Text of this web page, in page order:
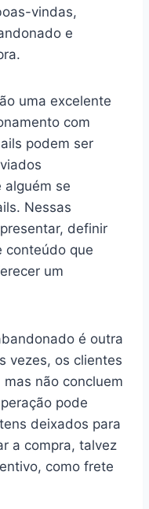
vindas,
e
uma excelente
com
podem ser
alguém se
Nessas
definir
conteúdo que
um
é outra
vezes, os clientes
não concluem
pode
deixados para
a compra, talvez
como frete